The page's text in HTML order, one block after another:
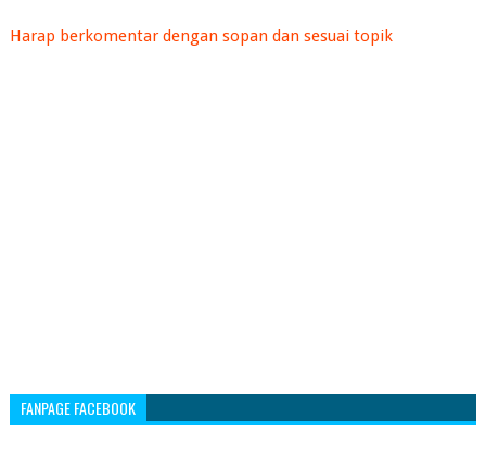
Harap berkomentar dengan sopan dan sesuai topik
FANPAGE FACEBOOK